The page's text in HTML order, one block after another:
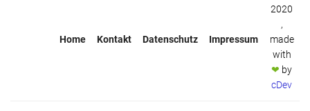
Home Kontakt Datenschutz Impressum
2020
,
made
with
❤ by
cDev